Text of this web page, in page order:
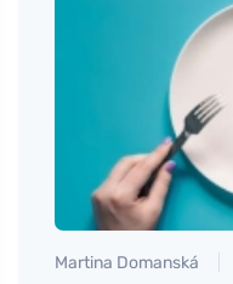
Martina Domanská